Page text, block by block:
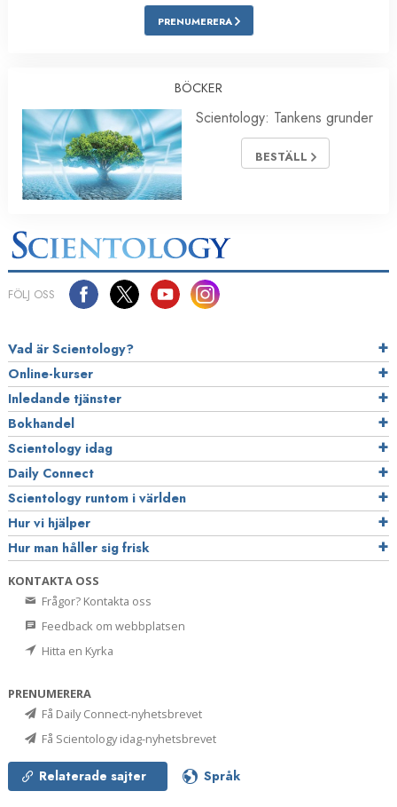
PRENUMERERA
BÖCKER
Scientology: Tankens grunder
BESTÄLL
FÖLJ OSS
Vad är Scientology?
Online-kurser
Inledande tjänster
Bokhandel
Scientology idag
Daily Connect
Scientology runtom i världen
Hur vi hjälper
Hur man håller sig frisk
KONTAKTA OSS
Frågor? Kontakta oss
Feedback om webbplatsen
Hitta en Kyrka
PRENUMERERA
Få Daily Connect-nyhetsbrevet
Få Scientology idag-nyhetsbrevet
Relaterade sajter Språk